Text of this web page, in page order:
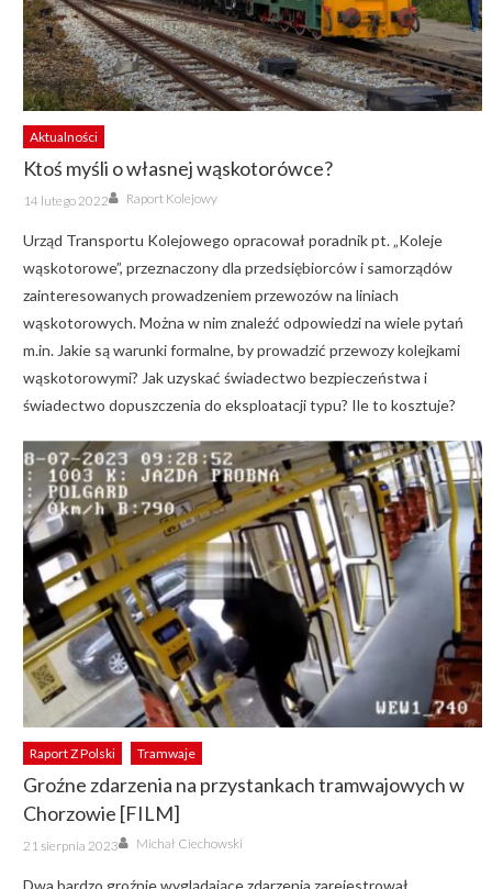
Aktualności
Ktoś myśli o własnej wąskotorówce?
Posted
on
14 lutego 2022 Author
Raport Kolejowy
Urząd Transportu Kolejowego opracował poradnik pt. „Koleje
wąskotorowe”, przeznaczony dla przedsiębiorców i samorządów
zainteresowanych prowadzeniem przewozów na liniach
wąskotorowych. Można w nim znaleźć odpowiedzi na wiele pytań
m.in. Jakie są warunki formalne, by prowadzić przewozy kolejkami
wąskotorowymi? Jak uzyskać świadectwo bezpieczeństwa i
świadectwo dopuszczenia do eksploatacji typu? Ile to kosztuje?
Raport Z Polski Tramwaje
Groźne zdarzenia na przystankach tramwajowych w
Chorzowie [FILM]
Posted
on
21 sierpnia 2023 Author
Michał Ciechowski
Dwa bardzo groźnie wyglądające zdarzenia zarejestrował